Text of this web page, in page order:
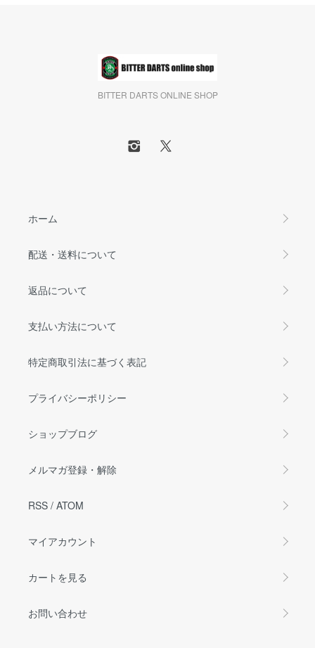
BITTER DARTS ONLINE SHOP
ホーム
配送・送料について
返品について
支払い方法について
特定商取引法に基づく表記
プライバシーポリシー
ショップブログ
メルマガ登録・解除
RSS / ATOM
マイアカウント
カートを見る
お問い合わせ